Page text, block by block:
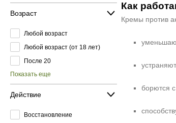
Возраст
Любой возраст
Любой возраст (от 18 лет)
После 20
Показать еще
Действие
Восстановление
Как
Кремы против
борются